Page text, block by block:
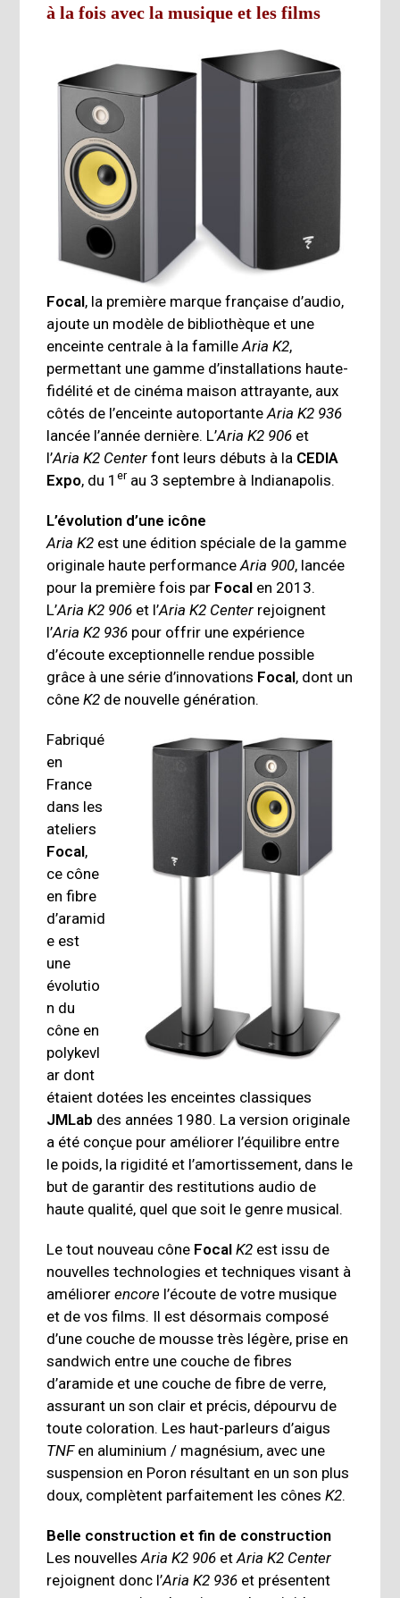
à la fois avec la musique et les films
Focal, la première marque française d’audio,
ajoute un modèle de bibliothèque et une
enceinte centrale à la familleAria K2,
permettant une gamme d’installations haute-
fidélité et de cinéma maison attrayante, aux
côtés de l’enceinte autoportanteAria K2 936
lancée l’année dernière. L’Aria K2 906 et
l’Aria K2 Centerfont leurs débuts à la CEDIA
Expo, du 1erau 3 septembre à Indianapolis.
L’évolution d’une icône
Aria K2 est une édition spéciale de la gamme
originale haute performanceAria 900, lancée
pour la première fois par Focal en 2013.
L’Aria K2 906 et l’Aria K2 Center rejoignent
l’Aria K2 936 pour offrir une expérience
d’écoute exceptionnelle rendue possible
grâce à une série d’innovations Focal, dont un
côneK2 de nouvelle génération.
Fabriqué
en
France
dans les
ateliers
Focal,
ce cône
en fibre
d’aramid
e est
une
évolutio
n du
cône en
polykevl
ar dont
étaient dotées les enceintes classiques
JMLab des années 1980. La version originale
a été conçue pour améliorer l’équilibre entre
le poids, la rigidité et l’amortissement, dans le
but de garantir des restitutions audio de
haute qualité, quel que soit le genre musical.
Le tout nouveau cône Focal K2 est issu de
nouvelles technologies et techniques visant à
améliorerencore l’écoute de votre musique
et de vos films. Il est désormais composé
d’une couche de mousse très légère, prise en
sandwich entre une couche de fibres
d’aramide et une couche de fibre de verre,
assurant un son clair et précis, dépourvu de
toute coloration. Les haut-parleurs d’aigus
TNFen aluminium / magnésium, avec une
suspension en Poron résultant en un son plus
doux, complètent parfaitement les cônesK2.
Belle construction et fin de construction
Les nouvellesAria K2 906 etAria K2 Center
rejoignent donc l’Aria K2 936 et présentent